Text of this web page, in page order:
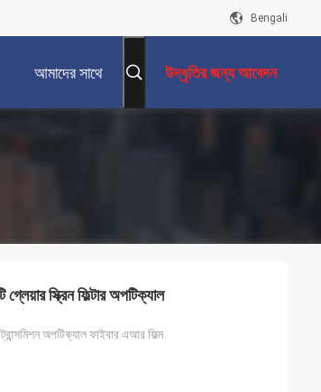
Bengali
আমাদের সাথে উদ্ধৃতির জন্য আবেদন
গ্লেয়ার স্ক্রিন ফিল্টার অপটিক্যাল
অপটিক্যাল ফাইবার এআর ফিল্ম